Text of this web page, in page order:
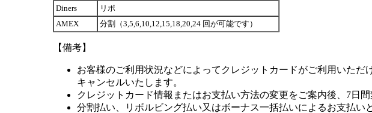
Diners
リボ
AMEX
分割（3,5,6,10,12,15,18,20,24 回が可能です）
【備考】
お客様のご利用状況などによってクレジットカードがご利用いた
キャンセルいたします。
クレジットカード情報またはお支払い方法の変更をご案内後、7日
分割払い、リボルビング払い又はボーナス一括払いによるお支払い